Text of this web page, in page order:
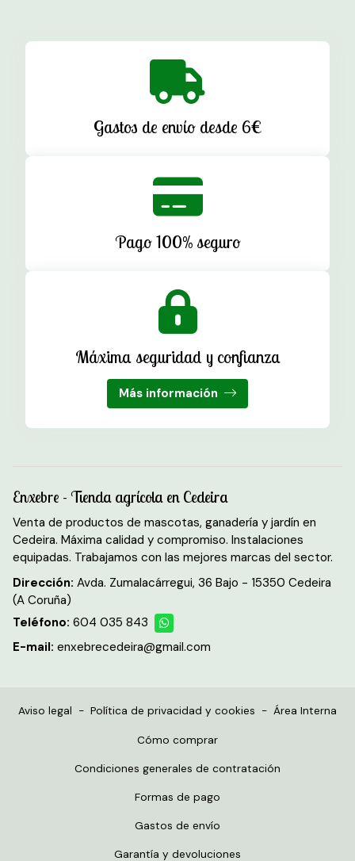
Gastos de envío desde 6€
Pago 100% seguro
Máxima seguridad y confianza
Más información
Enxebre - Tienda agrícola en Cedeira
Venta de productos de mascotas, ganadería y jardín en
Cedeira. Máxima calidad y compromiso. Instalaciones
equipadas. Trabajamos con las mejores marcas del sector.
Dirección: Avda. Zumalacárregui, 36 Bajo - 15350 Cedeira
(A Coruña)
Teléfono: 604 035 843
E-mail: enxebrecedeira@gmail.com
Aviso legal - Política de privacidad y cookies - Área Interna
Cómo comprar
Condiciones generales de contratación
Formas de pago
Gastos de envío
Garantía y devoluciones